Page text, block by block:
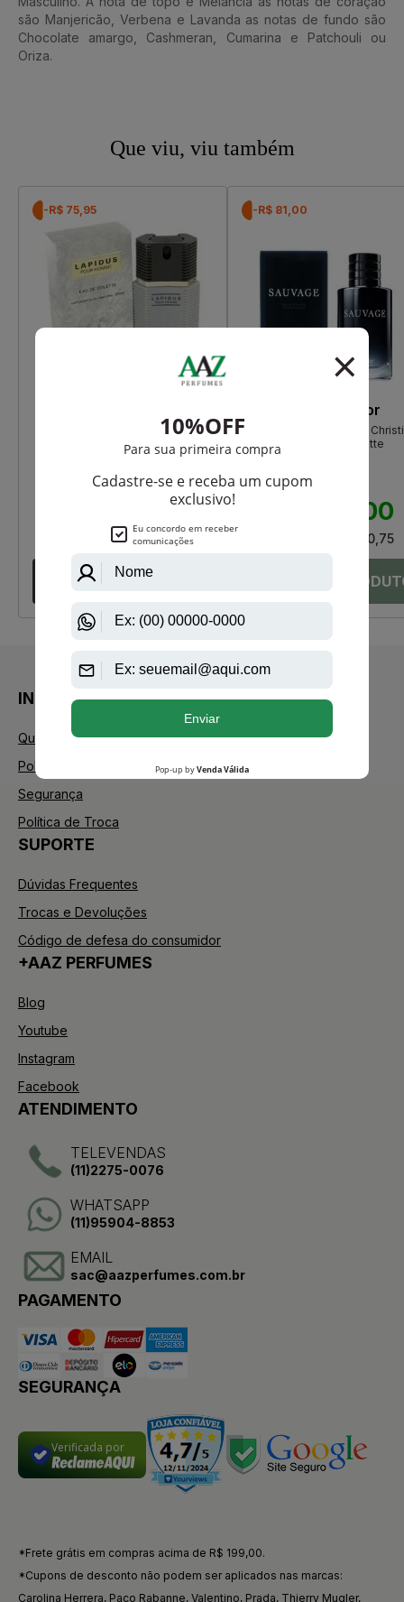
são Manjericão, Verbena e Lavanda as notas de fundo são
Chocolate amargo, Cashmeran, Cumarina e Patchouli ou
Oriza.
Que viu, viu também
-R$ 75,95
Lapidus De Ted Lapidus Eau De
Toilette Masculino
R$ 360,00
R$ 284,05
de R$ 23,67
-R$ 81,00
Christian Dior
Sauvage Masculino de
Dior Eau de Toilette
R$ 1.050,00
R$ 969,00
R$ 80,75
INSTITUCIONAL
Quem Somos
Política de Privacidade
Segurança
Política de Troca
SUPORTE
Dúvidas Frequentes
Trocas e Devoluções
Código de defesa do consumidor
+AAZ PERFUMES
Blog
Youtube
Instagram
Facebook
ATENDIMENTO
TELEVENDAS
(11)2275-0076
WHATSAPP
(11)95904-8853
EMAIL
sac@aazperfumes.com.br
PAGAMENTO
SEGURANÇA
Verificada por
*Frete grátis em compras acima de R$ 199,00.
*Cupons de desconto não podem ser aplicados nas marcas:
Carolina Herrera, Paco Rabanne, Valentino, Prada, Thierry Mugler,